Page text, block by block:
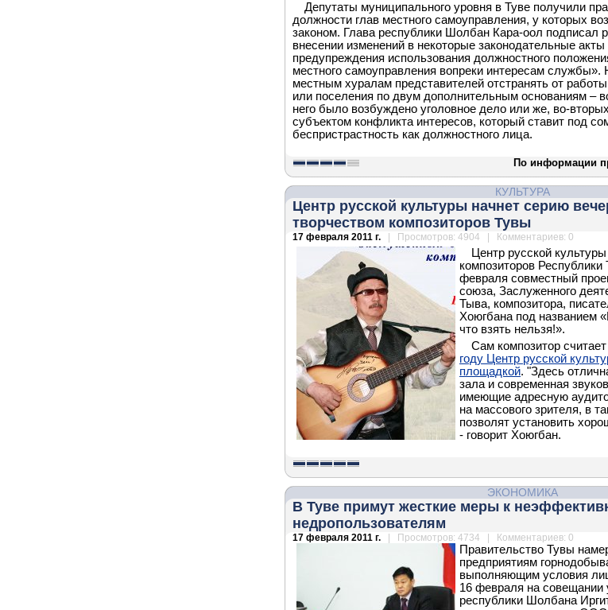
Депутаты муниципального уровня в Туве получили
должности глав местного самоуправления, у которых
законом. Глава республики Шолбан Кара-оол подписал
внесении изменений в некоторые законодательные
предупреждения использования должностного
местного самоуправления вопреки интересам службы».
местным хуралам представителей отстранять от
или поселения по двум дополнительным основаниям –
него было возбуждено уголовное дело или же, во-
субъектом конфликта интересов, который ставит под
беспристрастность как должностного лица.
По информации
КУЛЬТУРА
Центр русской культуры начнет серию
творчеством композиторов Тувы
17 февраля 2011 г. | Просмотров: 4904 | Комментариев: 0
Центр русской
композиторов
февраля совместный
союза, Заслуженного
Тыва, композитора,
Хоюгбана под названием
что взять нельзя!».
Сам композитор считает
году Центр русской
площадкой. "Здесь
зала и современная
имеющие адресную
на массового зрителя, в
позволят установить
- говорит Хоюгбан.
ЭКОНОМИКА
В Туве примут жесткие меры к
недропользователям
17 февраля 2011 г. | Просмотров: 4734 | Комментариев: 0
Правительство Тувы
предприятиям
выполняющим условия
16 февраля на совещании
республики Шолбана